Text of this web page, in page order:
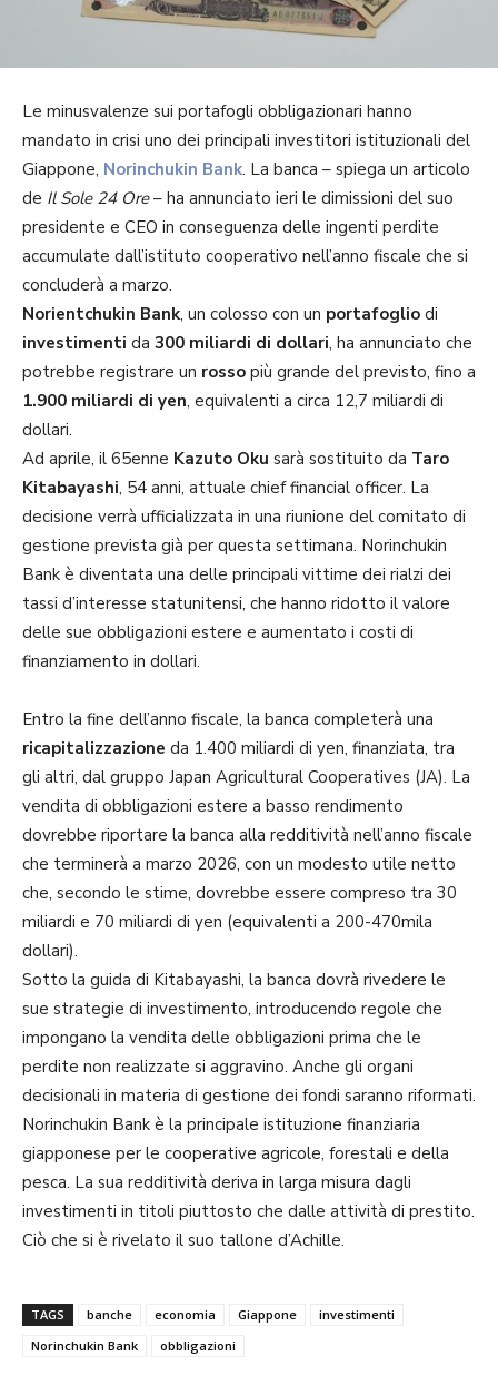
Le minusvalenze sui portafogli obbligazionari hanno
mandato in crisi uno dei principali investitori istituzionali del
Giappone, Norinchukin Bank. La banca – spiega un articolo
de Il Sole 24 Ore– ha annunciato ieri le dimissioni del suo
presidente e CEO in conseguenza delle ingenti perdite
accumulate dall’istituto cooperativo nell’anno fiscale che si
concluderà a marzo.
Norientchukin Bank, un colosso con un portafoglio di
investimenti da 300 miliardi di dollari, ha annunciato che
potrebbe registrare un rosso più grande del previsto, fino a
1.900 miliardi di yen, equivalenti a circa 12,7 miliardi di
dollari.
Ad aprile, il 65enne Kazuto Oku sarà sostituito da Taro
Kitabayashi, 54 anni, attuale chief financial officer. La
decisione verrà ufficializzata in una riunione del comitato di
gestione prevista già per questa settimana. Norinchukin
Bank è diventata una delle principali vittime dei rialzi dei
tassi d’interesse statunitensi, che hanno ridotto il valore
delle sue obbligazioni estere e aumentato i costi di
finanziamento in dollari.
Entro la fine dell’anno fiscale, la banca completerà una
ricapitalizzazione da 1.400 miliardi di yen, finanziata, tra
gli altri, dal gruppo Japan Agricultural Cooperatives (JA). La
vendita di obbligazioni estere a basso rendimento
dovrebbe riportare la banca alla redditività nell’anno fiscale
che terminerà a marzo 2026, con un modesto utile netto
che, secondo le stime, dovrebbe essere compreso tra 30
miliardi e 70 miliardi di yen (equivalenti a 200-470mila
dollari).
Sotto la guida di Kitabayashi, la banca dovrà rivedere le
sue strategie di investimento, introducendo regole che
impongano la vendita delle obbligazioni prima che le
perdite non realizzate si aggravino. Anche gli organi
decisionali in materia di gestione dei fondi saranno riformati.
Norinchukin Bank è la principale istituzione finanziaria
giapponese per le cooperative agricole, forestali e della
pesca. La sua redditività deriva in larga misura dagli
investimenti in titoli piuttosto che dalle attività di prestito.
Ciò che si è rivelato il suo tallone d’Achille.
TAGS banche economia Giappone
investimenti
Norinchukin Bank
obbligazioni